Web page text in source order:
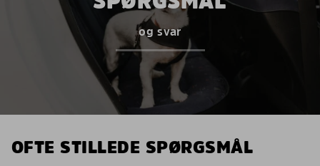
og svar
OFTE STILLEDE SPØRGSMÅL